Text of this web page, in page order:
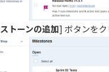
トーンの追加] ボタンをク